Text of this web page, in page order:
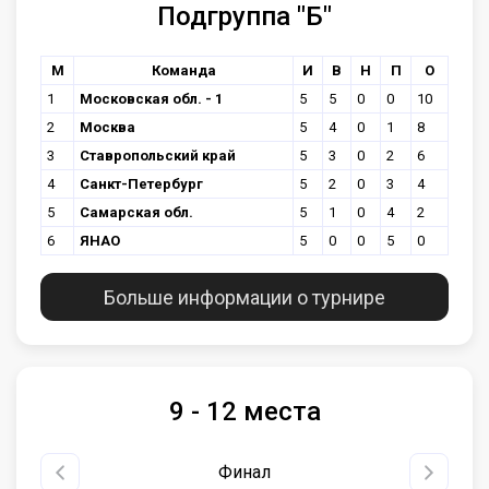
Подгруппа "Б"
М Команда И В Н П
О
1
Московская обл. - 1 5 5 0 0
10
2
Москва 5 4 0 1
8
3
Ставропольский край 5 3 0 2
6
4
Санкт-Петербург 5 2 0 3
4
5
Самарская обл. 5 1 0 4
2
6
ЯНАО 5 0 0 5 0
Больше информации о турнире
9 - 12 места
Финал